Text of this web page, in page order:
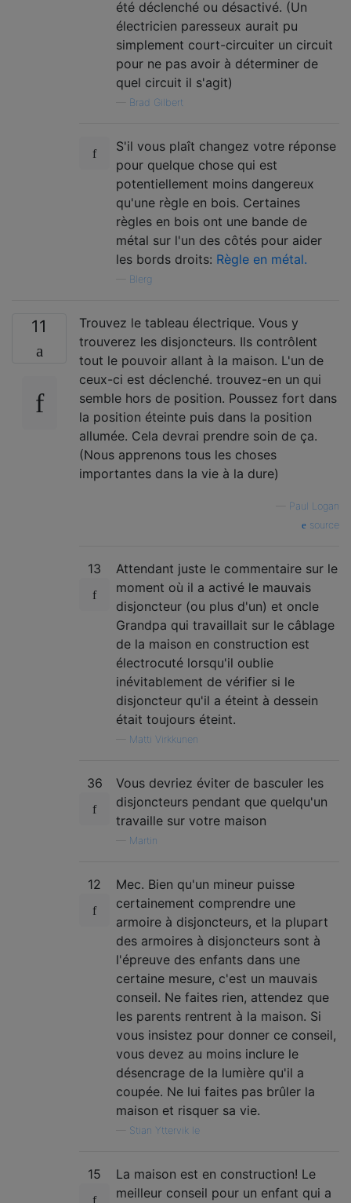
été déclenché ou désactivé. (Un
électricien paresseux aurait pu
simplement court-circuiter un circuit
pour ne pas avoir à déterminer de
quel circuit il s'agit)
Brad Gilbert
S'il vous plaît changez votre réponse
pour quelque chose qui est
potentiellement moins dangereux
qu'une règle en bois. Certaines
règles en bois ont une bande de
métal sur l'un des côtés pour aider
les bords droits: Règle en métal.
Blerg
11
Trouvez le tableau électrique. Vous y
trouverez les disjoncteurs. Ils contrôlent
tout le pouvoir allant à la maison. L'un de
ceux-ci est déclenché. trouvez-en un qui
semble hors de position. Poussez fort dans
la position éteinte puis dans la position
allumée. Cela devrai prendre soin de ça.
(Nous apprenons tous les choses
importantes dans la vie à la dure)
Paul Logan
source
13
Attendant juste le commentaire sur le
moment où il a activé le mauvais
disjoncteur (ou plus d'un) et oncle
Grandpa qui travaillait sur le câblage
de la maison en construction est
électrocuté lorsqu'il oublie
inévitablement de vérifier si le
disjoncteur qu'il a éteint à dessein
était toujours éteint.
Matti Virkkunen
36
Vous devriez éviter de basculer les
disjoncteurs pendant que quelqu'un
travaille sur votre maison
Martin
12
Mec. Bien qu'un mineur puisse
certainement comprendre une
armoire à disjoncteurs, et la plupart
des armoires à disjoncteurs sont à
l'épreuve des enfants dans une
certaine mesure, c'est un mauvais
conseil. Ne faites rien, attendez que
les parents rentrent à la maison. Si
vous insistez pour donner ce conseil,
vous devez au moins inclure le
désencrage de la lumière qu'il a
coupée. Ne lui faites pas brûler la
maison et risquer sa vie.
Stian Yttervik le
15
La maison est en construction! Le
meilleur conseil pour un enfant qui a